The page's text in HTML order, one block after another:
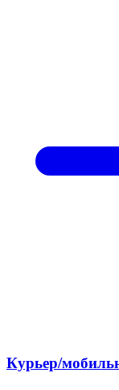
Курьер/